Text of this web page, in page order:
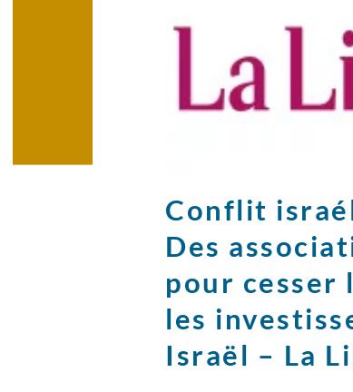
Conflit
Des
pour cesser
les
Israël – La